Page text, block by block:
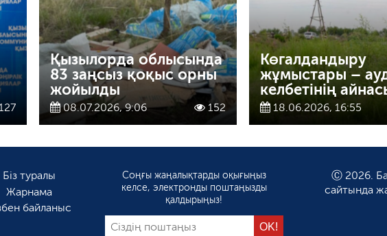
127
Қызылорда облысында
83 заңсыз қоқыс орны
жойылды
08.07.2026, 9:06 152
Көгалдандыру
жұмыстары –
келбетінің
18.06.2026, 16:55
Біз туралы
Жарнама
байланыс
Соңғы жаңалықтарды оқығыңыз
келсе, электронды поштаңызды
қалдырыңыз!
Ⓒ 2026.
сайтында